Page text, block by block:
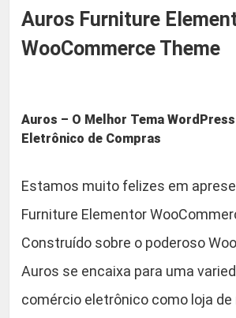
5
,
.
0
.
l
e
t
W
o
o
o
m
Auros Furniture
WooCommerce Theme
Auros – O Melhor Tema
Eletrônico de Compras
Estamos muito felizes em
Furniture Elementor
Construído sobre o poderoso
Auros se encaixa para uma
comércio eletrônico como loja de